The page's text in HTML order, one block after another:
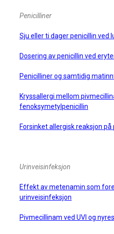
Penicilliner
Sju eller ti dager penicillin ved
Dosering av penicillin ved
Penicilliner og samtidig
Kryssallergi mellom
fenoksymetylpenicillin
Forsinket allergisk reaksjon på
Urinveisinfeksjon
Effekt av metenamin som
urinveisinfeksjon
Pivmecillinam ved UVI og